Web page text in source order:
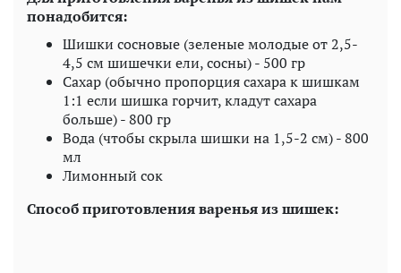
понадобится:
Шишки сосновые (зеленые молодые от 2,5-
4,5 см шишечки ели, сосны) - 500 гр
Сахар (обычно пропорция сахара к шишкам
1:1 если шишка горчит, кладут сахара
больше) - 800 гр
Вода (чтобы скрыла шишки на 1,5-2 см) - 800
мл
Лимонный сок
Способ приготовления варенья из шишек: